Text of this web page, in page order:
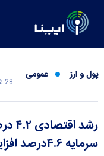
پول و ارز عمومی
28 شهريور 1403 - 10:10
سرمایه ۴.۶درصد افزایش یافت